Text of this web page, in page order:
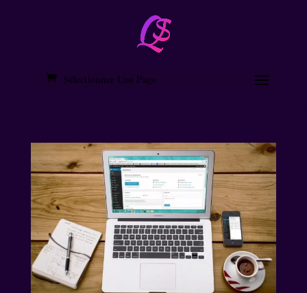
Sélectionner Une Page